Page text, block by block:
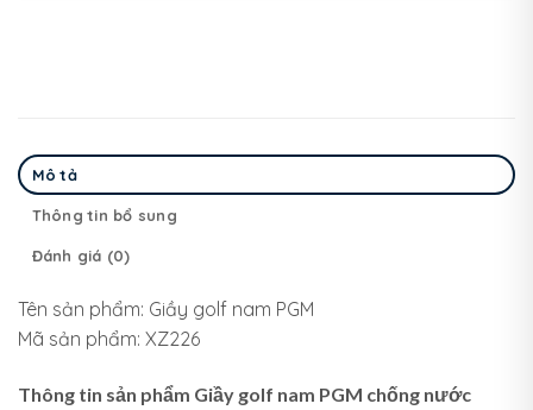
Mô tả
Thông tin bổ sung
Đánh giá (0)
Tên sản phẩm: Giầy golf nam PGM
Mã sản phẩm: XZ226
Thông tin sản phẩm Giầy golf nam PGM chống nước